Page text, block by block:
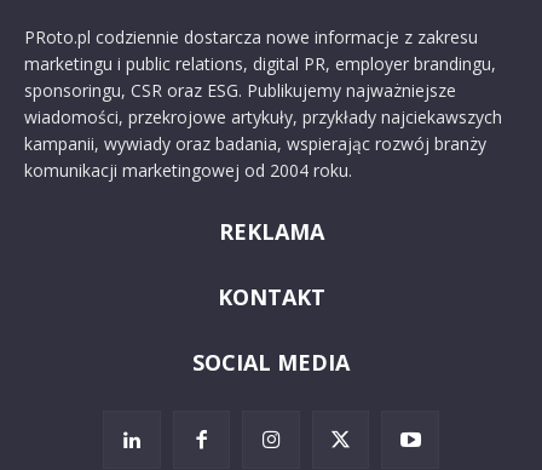
PRoto.pl codziennie dostarcza nowe informacje z zakresu
marketingu i public relations, digital PR, employer brandingu,
sponsoringu, CSR oraz ESG. Publikujemy najważniejsze
wiadomości, przekrojowe artykuły, przykłady najciekawszych
kampanii, wywiady oraz badania, wspierając rozwój branży
komunikacji marketingowej od 2004 roku.
REKLAMA
KONTAKT
SOCIAL MEDIA